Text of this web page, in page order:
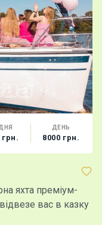
грн.
ДЕНЬ
8000 грн.
яхта преміум-
вас в казку